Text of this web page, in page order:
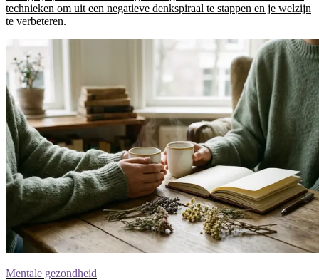
technieken om uit een negatieve denkspiraal te stappen en je welzijn
te verbeteren.
Mentale gezondheid